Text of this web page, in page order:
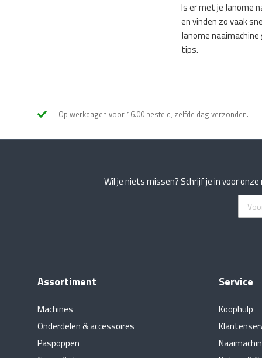
Is er met je Janome
en vinden zo vaak
Janome
tips.
Op werkdagen voor 16.00 besteld, zelfde dag verzonden.
Wil je niets missen? Schrijf je in voor
Assortiment
Machines
Onderdelen & accessoires
Paspoppen
Service
Koophulp